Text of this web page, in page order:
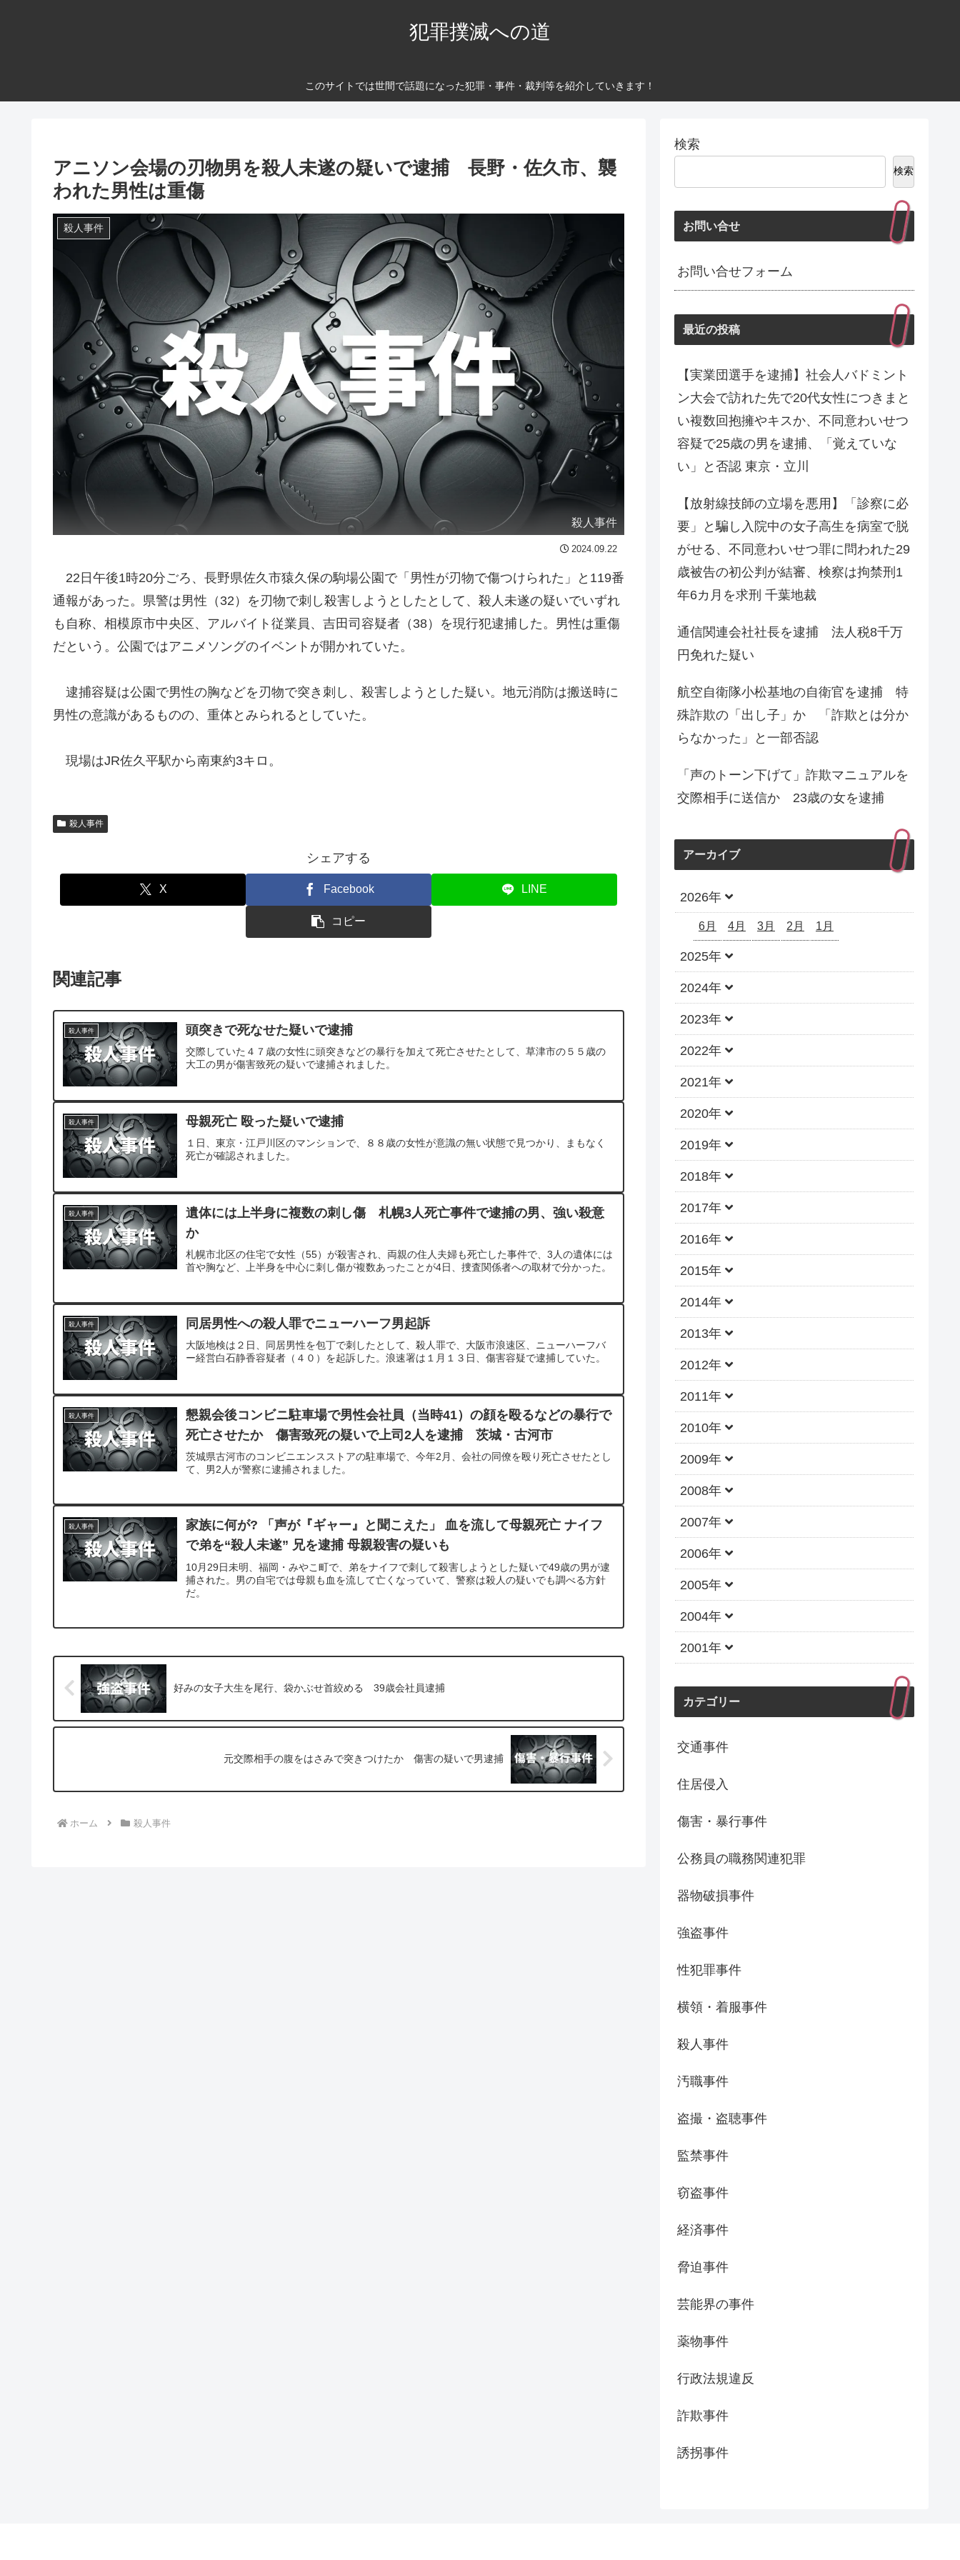
犯罪撲滅への道
このサイトでは世間で話題になった犯罪・事件・裁判等を紹介していきます！
アニソン会場の刃物男を殺人未遂の疑いで逮捕 長野・佐久市、襲
われた男性は重傷
殺人事件
殺人事件
2024.09.22
22日午後1時20分ごろ、長野県佐久市猿久保の駒場公園で「男性が刃物で傷つけられた」と119番
通報があった。県警は男性（32）を刃物で刺し殺害しようとしたとして、殺人未遂の疑いでいずれ
も自称、相模原市中央区、アルバイト従業員、吉田司容疑者（38）を現行犯逮捕した。男性は重傷
だという。公園ではアニメソングのイベントが開かれていた。
逮捕容疑は公園で男性の胸などを刃物で突き刺し、殺害しようとした疑い。地元消防は搬送時に
男性の意識があるものの、重体とみられるとしていた。
現場はJR佐久平駅から南東約3キロ。
殺人事件
シェアする
X Facebook LINE
コピー
関連記事
殺人事件 頭突きで死なせた疑いで逮捕
交際していた４７歳の女性に頭突きなどの暴行を加えて死亡させたとして、草津市の５５歳の
大工の男が傷害致死の疑いで逮捕されました。
殺人事件 母親死亡 殴った疑いで逮捕
１日、東京・江戸川区のマンションで、８８歳の女性が意識の無い状態で見つかり、まもなく
死亡が確認されました。
殺人事件
遺体には上半身に複数の刺し傷 札幌3人死亡事件で逮捕の男、強い殺意
か
札幌市北区の住宅で女性（55）が殺害され、両親の住人夫婦も死亡した事件で、3人の遺体には
首や胸など、上半身を中心に刺し傷が複数あったことが4日、捜査関係者への取材で分かった。
殺人事件 同居男性への殺人罪でニューハーフ男起訴
大阪地検は２日、同居男性を包丁で刺したとして、殺人罪で、大阪市浪速区、ニューハーフバ
ー経営白石静香容疑者（４０）を起訴した。浪速署は１月１３日、傷害容疑で逮捕していた。
殺人事件
懇親会後コンビニ駐車場で男性会社員（当時41）の顔を殴るなどの暴行で
死亡させたか 傷害致死の疑いで上司2人を逮捕 茨城・古河市
茨城県古河市のコンビニエンスストアの駐車場で、今年2月、会社の同僚を殴り死亡させたとし
て、男2人が警察に逮捕されました。
殺人事件
家族に何が? 「声が『ギャー』と聞こえた」 血を流して母親死亡 ナイフ
で弟を“殺人未遂” 兄を逮捕 母親殺害の疑いも
10月29日未明、福岡・みやこ町で、弟をナイフで刺して殺害しようとした疑いで49歳の男が逮
捕された。男の自宅では母親も血を流して亡くなっていて、警察は殺人の疑いでも調べる方針
だ。
好みの女子大生を尾行、袋かぶせ首絞める 39歳会社員逮捕
元交際相手の腹をはさみで突きつけたか 傷害の疑いで男逮捕
ホーム 殺人事件
検索
検索
お問い合せ
お問い合せフォーム
最近の投稿
【実業団選手を逮捕】社会人バドミント
ン大会で訪れた先で20代女性につきまと
い複数回抱擁やキスか、不同意わいせつ
容疑で25歳の男を逮捕、「覚えていな
い」と否認 東京・立川
【放射線技師の立場を悪用】「診察に必
要」と騙し入院中の女子高生を病室で脱
がせる、不同意わいせつ罪に問われた29
歳被告の初公判が結審、検察は拘禁刑1
年6カ月を求刑 千葉地裁
通信関連会社社長を逮捕 法人税8千万
円免れた疑い
航空自衛隊小松基地の自衛官を逮捕 特
殊詐欺の「出し子」か 「詐欺とは分か
らなかった」と一部否認
「声のトーン下げて」詐欺マニュアルを
交際相手に送信か 23歳の女を逮捕
アーカイブ
2026年
6月 4月 3月 2月 1月
2025年
2024年
2023年
2022年
2021年
2020年
2019年
2018年
2017年
2016年
2015年
2014年
2013年
2012年
2011年
2010年
2009年
2008年
2007年
2006年
2005年
2004年
2001年
カテゴリー
交通事件
住居侵入
傷害・暴行事件
公務員の職務関連犯罪
器物破損事件
強盗事件
性犯罪事件
横領・着服事件
殺人事件
汚職事件
盗撮・盗聴事件
監禁事件
窃盗事件
経済事件
脅迫事件
芸能界の事件
薬物事件
行政法規違反
詐欺事件
誘拐事件